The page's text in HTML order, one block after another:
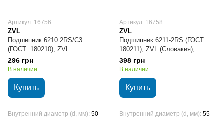
Артикул: 16756
ZVL
Подшипник 6210 2RS/C3
(ГОСТ: 180210), ZVL
(Словакия), 50х90х20 мм,
шариковый радиальный
296 грн
В наличии
Купить
Внутренний диаметр (d, мм) 50
Артикул: 16758
ZVL
Подшипник 6211-2RS (ГОСТ:
180211), ZVL (Словакия),
55х100х21 мм, шариковый
радиальный
398 грн
В наличии
Купить
Внутренний диаметр (d, мм) 55